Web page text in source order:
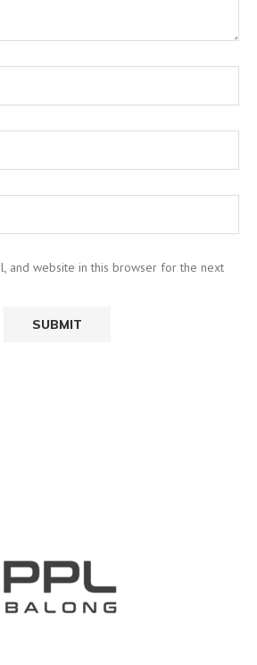
and website in this browser for the next